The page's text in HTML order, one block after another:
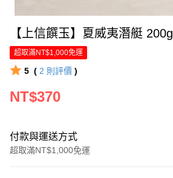
【上信饌玉】夏威夷潛艇 200g
超取滿NT$1,000免運
5 ( 2 則評價 )
NT$370
付款與運送方式
超取滿NT$1,000免運